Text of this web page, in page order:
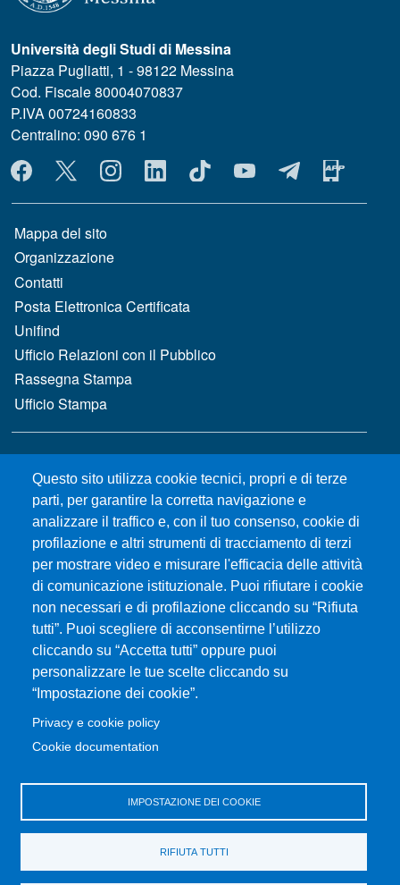
Questo sito utilizza cookie tecnici, propri e di terze
parti, per garantire la corretta navigazione e
analizzare il traffico e, con il tuo consenso, cookie di
profilazione e altri strumenti di tracciamento di terzi
per mostrare video e misurare l'efficacia delle attività
di comunicazione istituzionale. Puoi rifiutare i cookie
non necessari e di profilazione cliccando su “Rifiuta
tutti”. Puoi scegliere di acconsentirne l’utilizzo
cliccando su “Accetta tutti” oppure puoi
personalizzare le tue scelte cliccando su
“Impostazione dei cookie”.
Privacy e cookie policy
Cookie documentation
IMPOSTAZIONE DEI COOKIE
RIFIUTA TUTTI
Università degli Studi di Messina
Piazza Pugliatti, 1 - 98122 Messina
Cod. Fiscale 80004070837
P.IVA 00724160833
Centralino: 090 676 1
MENÙ SOCIAL
MENÙ FOOTER 1
Mappa del sito
Organizzazione
Contatti
Posta Elettronica Certificata
Unifind
Ufficio Relazioni con il Pubblico
Rassegna Stampa
Ufficio Stampa
MENÙ FOOTER 2
Gare d'appalto
Albo online
CIAM - Servizi Informatici
Brand Identity
Elenco siti tematici
Servizi per Disabilità e DSA
Sostieni Unime
Performance - trasparenza
Amministrazione trasparente
Note Legali
Atti di notifica
Pianificazione strategica
Privacy e cookie policy
Rivedi le tue scelte sui cookie